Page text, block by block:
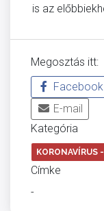
is az
Megosztás itt:
Facebook
E-mail
Kategória
KORONAVÍRUS
Címke
-